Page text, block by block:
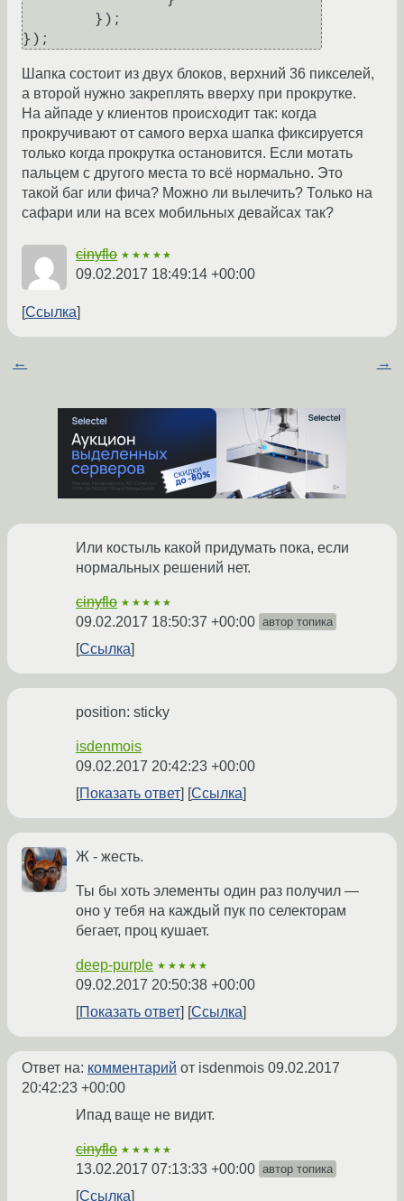
Шапка состоит из двух блоков, верхний 36 пикселей,
а второй нужно закреплять вверху при прокрутке.
На айпаде у клиентов происходит так: когда
прокручивают от самого верха шапка фиксируется
только когда прокрутка остановится. Если мотать
пальцем с другого места то всё нормально. Это
такой баг или фича? Можно ли вылечить? Только на
сафари или на всех мобильных девайсах так?
cinyflo ★★★★★
09.02.2017 18:49:14 +00:00
Ссылка
← →
Или костыль какой придумать пока, если
нормальных решений нет.
cinyflo ★★★★★
09.02.2017 18:50:37 +00:00 автор топика
Ссылка
position: sticky
isdenmois
09.02.2017 20:42:23 +00:00
Показать ответ
Ссылка
Ж - жесть.
Ты бы хоть элементы один раз получил —
оно у тебя на каждый пук по селекторам
бегает, проц кушает.
deep-purple ★★★★★
09.02.2017 20:50:38 +00:00
Показать ответ
Ссылка
Ответ на: комментарий от isdenmois 09.02.2017
20:42:23 +00:00
Ипад ваще не видит.
cinyflo ★★★★★
13.02.2017 07:13:33 +00:00 автор топика
Ссылка